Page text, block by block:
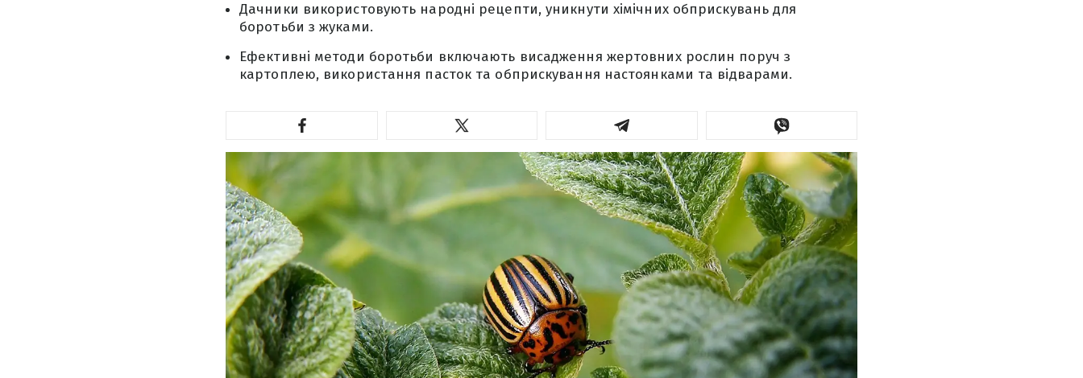
Дачники використовують народні рецепти, уникнути хімічних обприскувань для
боротьби з жуками.
Ефективні методи боротьби включають висадження жертовних рослин поруч з
картоплею, використання пасток та обприскування настоянками та відварами.